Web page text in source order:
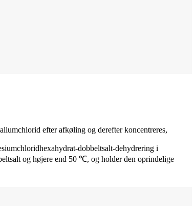
efter afkøling og derefter koncentreres,
dobbeltsalt-dehydrering i
og højere end 50 ℃, og holder den oprindelige